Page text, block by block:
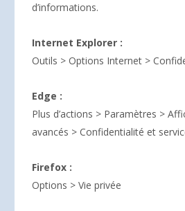
d’informations.
Internet Explorer :
Outils > Options Internet >
Edge :
Plus d’actions > Paramètres >
avancés > Confidentialité et
Firefox :
Options > Vie privée